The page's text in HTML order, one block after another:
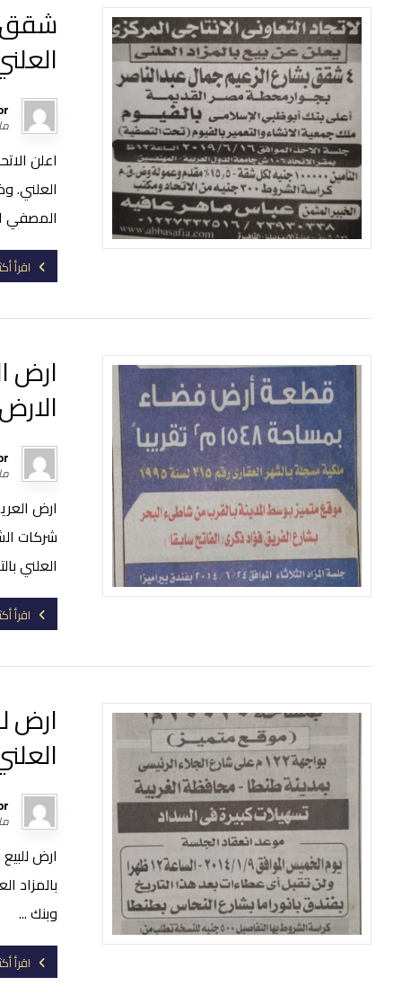
شقق
اعلن
المصفي
اقرأ
ارض
ارض
شركات
العلني
اقرأ
ارض
ارض
بالمزاد
وبنك ...
اقرأ